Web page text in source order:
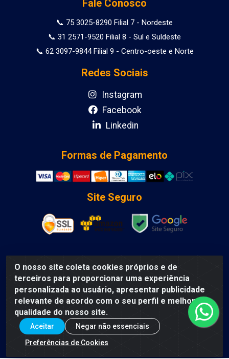
O nosso site coleta cookies próprios e de
terceiros para proporcionar uma experiência
personalizada ao usuário, apresentar publicidade
relevante de acordo com o seu perfil e melhorar a
qualidade do nosso site.
Aceitar
Negar não essenciais
Preferências de Cookies
Fale Conosco
📞 75 3025-8290 Filial 7 - Nordeste
📞 31 2571-9520 Filial 8 - Sul e Suldeste
📞 62 3097-9844 Filial 9 - Centro-oeste e Norte
Redes Sociais
Instagram
Facebook
Linkedin
Formas de Pagamento
Site Seguro
DCA DISTRIBUIDORA DE COSMETICOS LTDA - AV DEPUTADO
LUIS EDUARDO MAGALHAES, Humildes, Feira de Santana/BA
- CEP 44135-000 - CNPJ: 31.912.909/0001-40